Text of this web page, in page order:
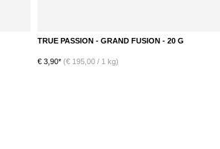
TRUE PASSION - LE CHILL - 20 G
€ 3,90* (€ 195,00 / 1 kg)
DETAILS